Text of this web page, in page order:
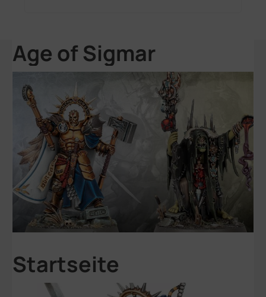
Age of Sigmar
Startseite